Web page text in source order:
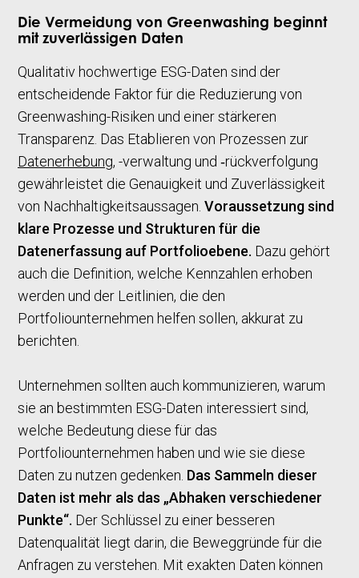
Die Vermeidung von Greenwashing beginnt
mit zuverlässigen Daten
Qualitativ hochwertige ESG-Daten sind der
entscheidende Faktor für die Reduzierung von
Greenwashing-Risiken und einer stärkeren
Transparenz. Das Etablieren von Prozessen zur
Datenerhebung, -verwaltung und ‑rückverfolgung
gewährleistet die Genauigkeit und Zuverlässigkeit
von Nachhaltigkeitsaussagen. Voraussetzung sind
klare Prozesse und Strukturen für die
Datenerfassung auf Portfolioebene. Dazu gehört
auch die Definition, welche Kennzahlen erhoben
werden und der Leitlinien, die den
Portfoliounternehmen helfen sollen, akkurat zu
berichten.
Unternehmen sollten auch kommunizieren, warum
sie an bestimmten ESG-Daten interessiert sind,
welche Bedeutung diese für das
Portfoliounternehmen haben und wie sie diese
Daten zu nutzen gedenken. Das Sammeln dieser
Daten ist mehr als das „Abhaken verschiedener
Punkte“. Der Schlüssel zu einer besseren
Datenqualität liegt darin, die Beweggründe für die
Anfragen zu verstehen. Mit exakten Daten können